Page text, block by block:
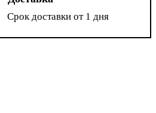
Срок доставки от 1 дня